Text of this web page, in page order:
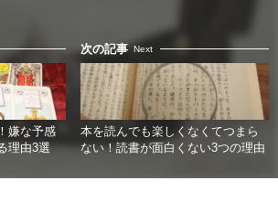
嫌な予感
理由3選
次の記事 Next
本を読んでも楽しくなくてつまら
ない！読書が面白くない3つの理由